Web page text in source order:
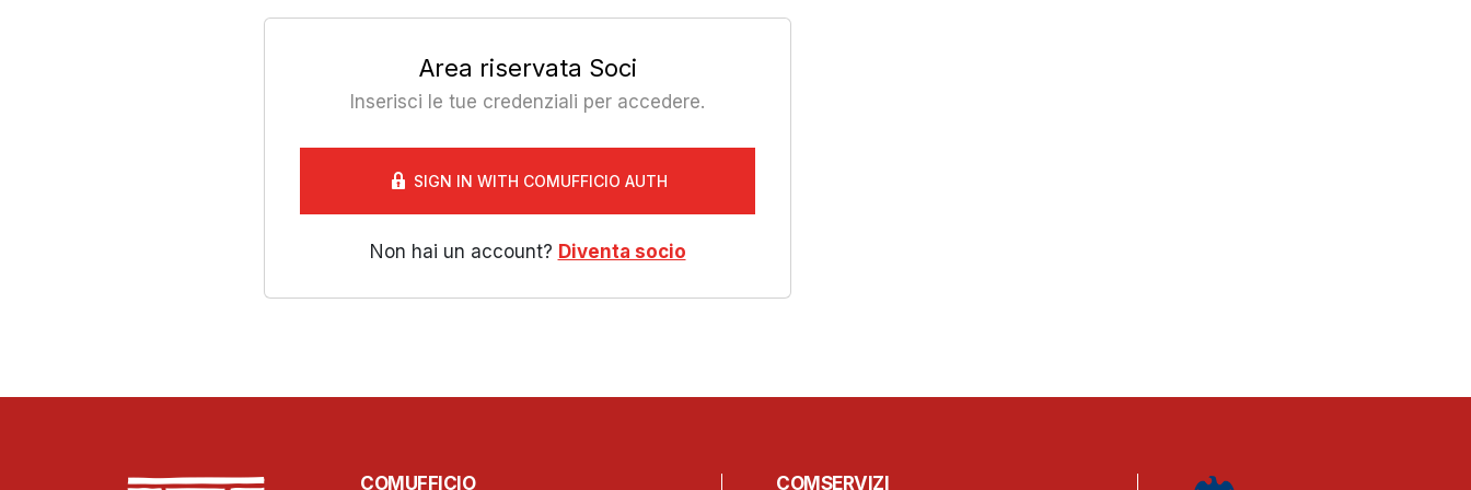
Area riservata Soci
Inserisci le tue credenziali per accedere.
SIGN IN WITH COMUFFICIO AUTH
Non hai un account? Diventa socio
COMUFFICIO COMSERVIZI